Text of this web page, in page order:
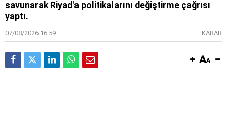
savunarak Riyad'a politikalarını değiştirme çağrısı
yaptı.
07/08/2026 16:59 KARAR